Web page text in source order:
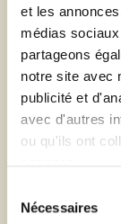
et les
médias
partageons
notre site avec
publicité et
avec d'autres
ou qu'ils ont
Nécessaires
Paiement en 3
Fiche